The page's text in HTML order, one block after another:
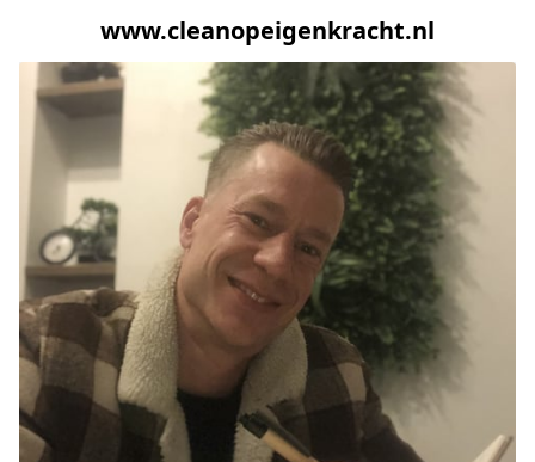
www.cleanopeigenkracht.nl